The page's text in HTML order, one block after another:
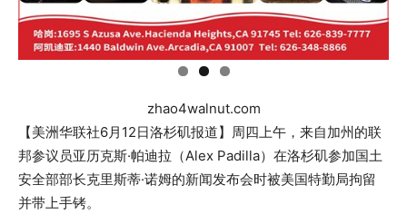
zhao4walnut.com
【美洲华联社6月12日洛杉矶报道】周四上午，来自加州的联
邦参议员亚历克斯·帕迪拉（Alex Padilla）在洛杉矶参加国土
安全部部长克里斯蒂·诺姆的新闻发布会时被美国特勤局拘留
并带上手铐。